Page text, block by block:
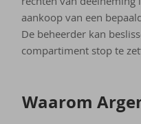
aankoop van een
De beheerder kan
compartiment stop te
Waar­om